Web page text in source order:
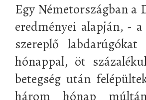
Egy Németországban a
eredményei alapján, -
szereplő
hónappal, öt
betegség után
három hónap